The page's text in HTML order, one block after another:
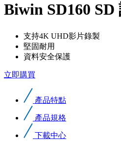
Biwin SD160 SD
支持4K UHD影片錄製
堅固耐用
資料安全保護
立即購買
產品特點
產品規格
下載中心